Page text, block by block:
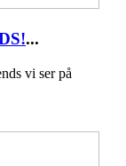
...
vi ser på